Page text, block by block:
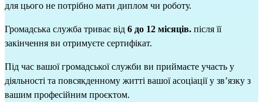
для цього не потрібно мати диплом чи роботу.
Громадська служба триває від 6 до 12 місяців. після її
закінчення ви отримуєте сертифікат.
Під час вашої громадської служби ви приймаєте участь у
діяльності та повсякденному житті вашої асоціації у зв’язку з
вашим професійним проєктом.